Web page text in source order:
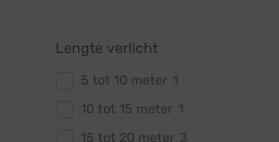
Lengte verlicht
5 tot 10 meter
10 tot 15 meter
15 tot 20 meter